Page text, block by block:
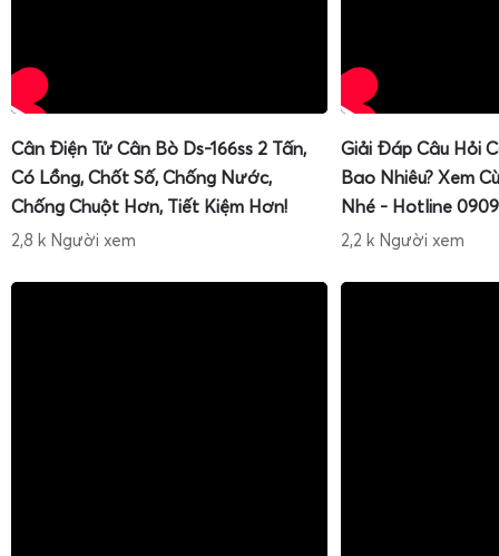
Cân Điện Tử Cân Bò Ds-166ss 2 Tấn,
Có Lồng, Chốt Số, Chống Nước,
Chống Chuột Hơn, Tiết Kiệm Hơn!
2,8 k Người xem
Giải Đáp Câu Hỏi
Bao Nhiêu? Xem
Nhé - Hotline
2,2 k Người xem